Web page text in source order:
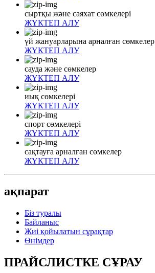
сыртқы және саяхат сөмкелері
ЖҮКТЕП АЛУ
үй жануарларына арналған сөмкелер
ЖҮКТЕП АЛУ
сауда және сөмкелер
ЖҮКТЕП АЛУ
иық сөмкелері
ЖҮКТЕП АЛУ
спорт сөмкелері
ЖҮКТЕП АЛУ
сақтауға арналған сөмкелер
ЖҮКТЕП АЛУ
ақпарат
Біз туралы
Байланыс
Жиі қойылатын сұрақтар
Өнімдер
ПРАЙСЛИСТКЕ СҰРАУ